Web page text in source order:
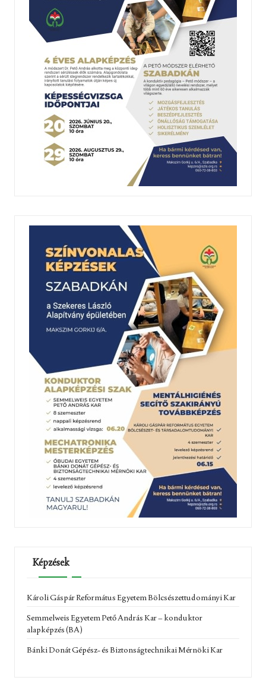
Képzések
Károli Gáspár Református Egyetem Bölcsészettudományi Kar
Semmelweis Egyetem Pető András Kar – konduktor
alapképzés (BA)
Bánki Donát Gépész- és Biztonságtechnikai Mérnöki Kar